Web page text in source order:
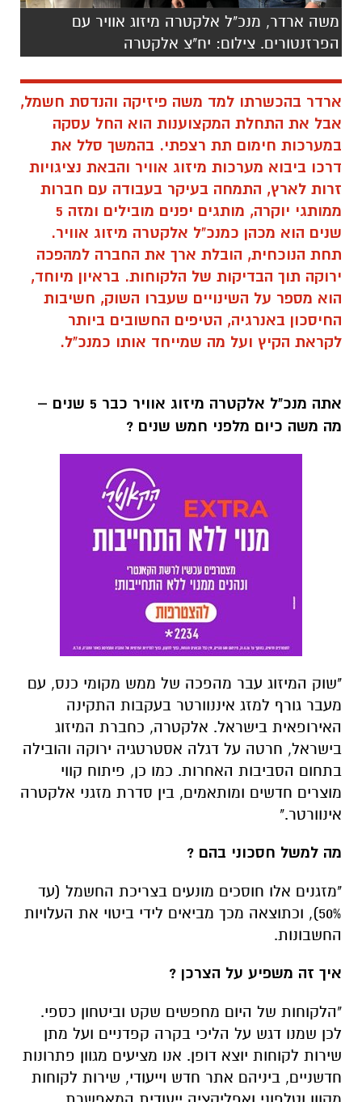
משה ארדר, מנכ"ל אלקטרה מיזוג אוויר עם
הפרזנטורים. צילום: יח"צ אלקטרה
ארדר בהכשרתו למד משה פיזיקה והנדסת חשמל,
אבל את התחלת המקצוענות הוא החל עסקה
במערכות חימום תת רצפתי. בהמשך סלל את
דרכו ביבוא מערכות מיזוג אוויר והבאת נציגויות
זרות לארץ, התמחה בעיקר בעבודה עם חברות
ממותגי יוקרה, מותגים יפנים מובילים ומזה 5
שנים הוא מכהן כמנכ"ל אלקטרה מיזוג אוויר.
תחת הנוכחית, הובלת ארך את החברה למהפכה
ירוקה תוך הבדיקות של הלקוחות. בראיון מיוחד,
הוא מספר על השינויים שעברו השוק, חשיבות
החיסכון באנרגיה, הטיפים החשובים ביותר
לקראת הקיץ ועל מה שמייחד אותו כמנכ"ל.
אתה מנכ"ל אלקטרה מיזוג אוויר כבר 5 שנים –
מה משה כיום מלפני חמש שנים ?
"שוק המיזוג עבר מהפכה של ממש מקומי כנס, עם
מעבר גורף למזג איננוורטר בעקבות התקינה
האירופאית בישראל. אלקטרה, כחברת המיזוג
בישראל, חרטה על דגלה אסטרטגיה ירוקה והובילה
בתחום הסביבות האחרות. כמו כן, פיתוח קווי
מוצרים חדשים ומותאמים, בין סדרת מזגני אלקטרה
אינוורטר."
מה למשל חסכוני בהם ?
"מזגנים אלו חוסכים מונעים בצריכת החשמל (עד
50%), וכתוצאה מכך מביאים לידי ביטוי את העלויות
החשבונות.
איך זה משפיע על הצרכן ?
"הלקוחות של היום מחפשים שקט וביטחון כספי.
לכן שמנו דגש על הליכי בקרה קפדניים ועל מתן
שירות לקוחות יוצא דופן. אנו מציעים מגוון פתרונות
חדשניים, ביניהם אתר חדש וייעודי, שירות לקוחות